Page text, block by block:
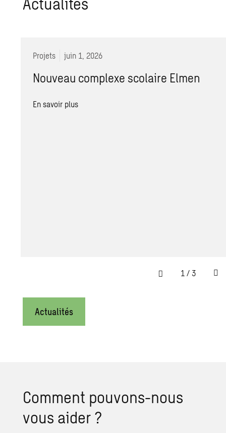
Projets juin 1, 2026
Nouveau complexe scolaire Elmen
En savoir plus
1 / 3
Actualités
Comment pouvons-nous
vous aider ?